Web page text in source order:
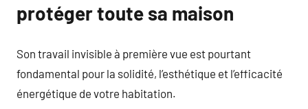
protéger toute sa maison
Son travail invisible à première vue est pourtant
fondamental pour la solidité, l’esthétique et l’efficacité
énergétique de votre habitation.